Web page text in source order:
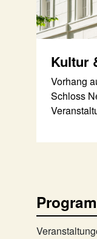
Kultur
Vorhang
Schloss